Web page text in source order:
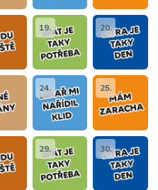
19. 20.
24. 25.
29. 30.